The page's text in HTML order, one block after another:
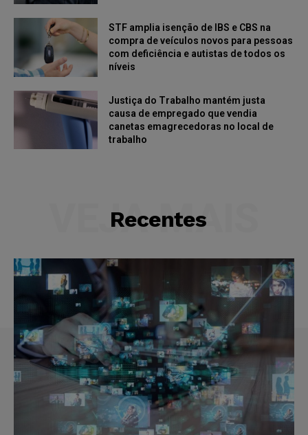
STF amplia isenção de IBS e CBS na
compra de veículos novos para pessoas
com deficiência e autistas de todos os
níveis
Justiça do Trabalho mantém justa
causa de empregado que vendia
canetas emagrecedoras no local de
trabalho
Recentes
VEJA MAIS